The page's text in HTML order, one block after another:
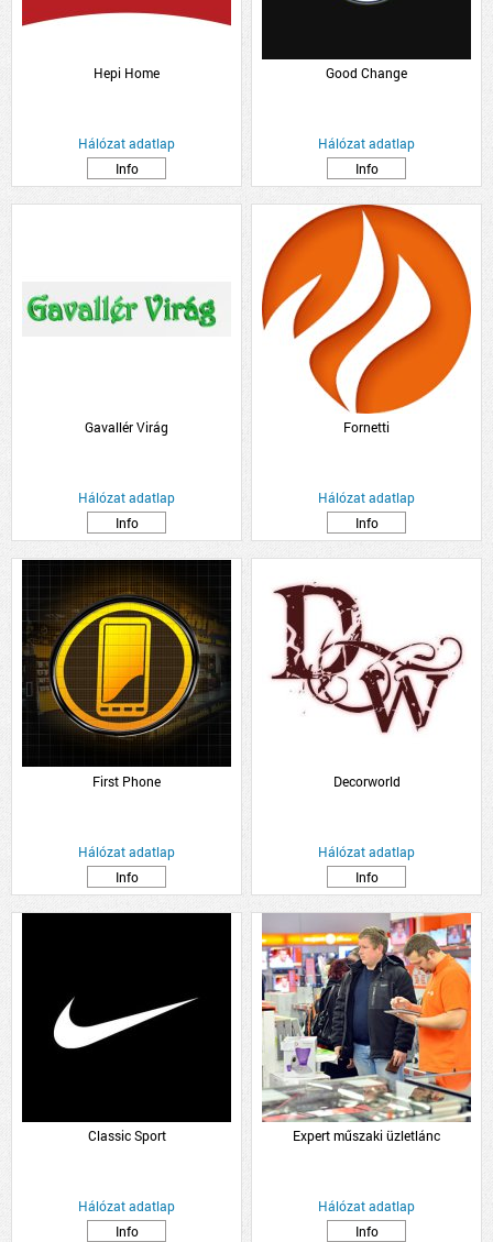
Hepi Home
Hálózat adatlap
Info
Good Change
Hálózat adatlap
Info
Gavallér Virág
Hálózat adatlap
Info
Fornetti
Hálózat adatlap
Info
First Phone
Hálózat adatlap
Info
Decorworld
Hálózat adatlap
Info
Classic Sport
Hálózat adatlap
Info
Expert műszaki üzletlánc
Hálózat adatlap
Info